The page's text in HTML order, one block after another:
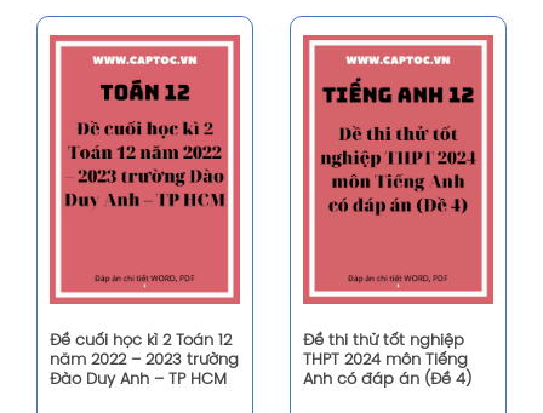
Đề cuối học kì 2 Toán 12
năm 2022 – 2023 trường
Đào Duy Anh – TP HCM
Đề thi thử tốt nghiệp
THPT 2024 môn Tiếng
Anh có đáp án (Đề 4)